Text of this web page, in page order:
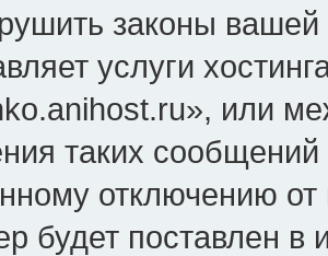
законы
услуги
или
таких
отключению
будет поставлен в